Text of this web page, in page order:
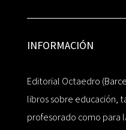
INFORMACIÓN
Editorial Octaedro
libros sobre educación,
profesorado como para